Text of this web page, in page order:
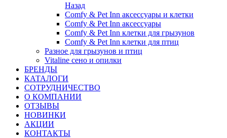
Назад
Comfy & Pet Inn аксессуары и клетки
Comfy & Pet Inn аксессуары
Comfy & Pet Inn клетки для грызунов
Comfy & Pet Inn клетки для птиц
Разное для грызунов и птиц
Vitaline сено и опилки
БРЕНДЫ
КАТАЛОГИ
СОТРУДНИЧЕСТВО
О КОМПАНИИ
ОТЗЫВЫ
НОВИНКИ
АКЦИИ
КОНТАКТЫ